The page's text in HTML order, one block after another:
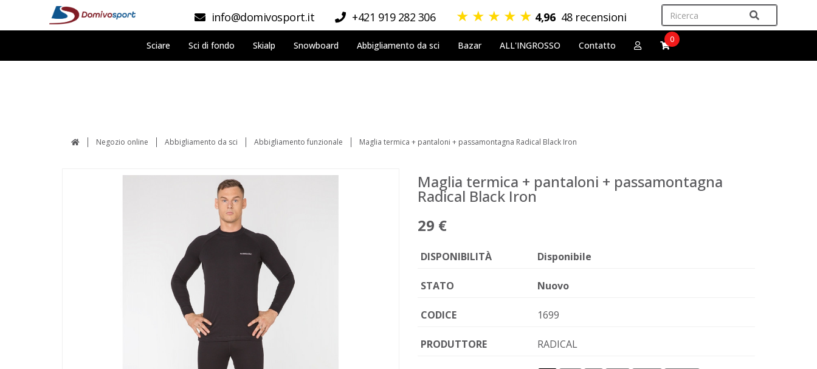
info@domivosport.it +421 919 282 306 ★ ★ ★ ★ ★ 4,96 48 recensioni
Sciare Sci di fondo Skialp Snowboard Abbigliamento da sci Bazar ALL'INGROSSO Contatto
0
Negozio online Abbigliamento da sci Abbigliamento funzionale Maglia termica + pantaloni + passamontagna Radical Black Iron
Maglia termica + pantaloni + passamontagna
Radical Black Iron
29 €
DISPONIBILITÀ Disponibile
STATO Nuovo
CODICE 1699
PRODUTTORE RADICAL